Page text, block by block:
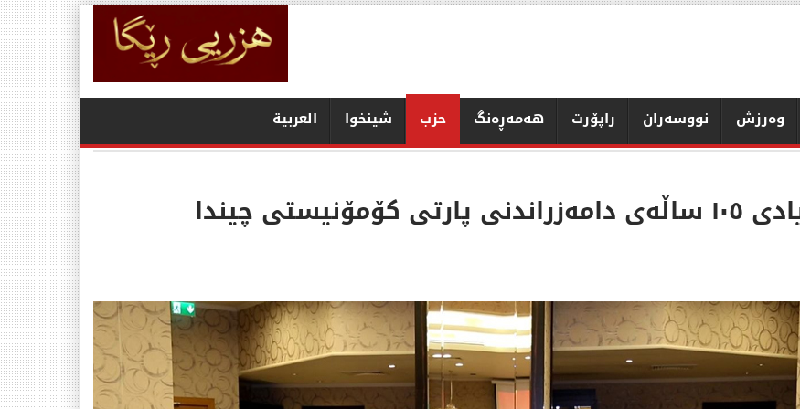
وەرزش نووسەران راپۆرت هەمەڕەنگ حزب شينخوا العربیة
حزبی شیوعیی کوردستان لە یادی ١٠٥ ساڵەی دامەزراندنی پارتی کۆمۆنیستی چیندا